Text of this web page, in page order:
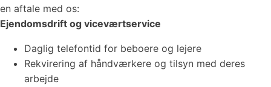
en aftale med os:
Ejendomsdrift og viceværtservice
Daglig telefontid for beboere og lejere
Rekvirering af håndværkere og tilsyn med deres
arbejde